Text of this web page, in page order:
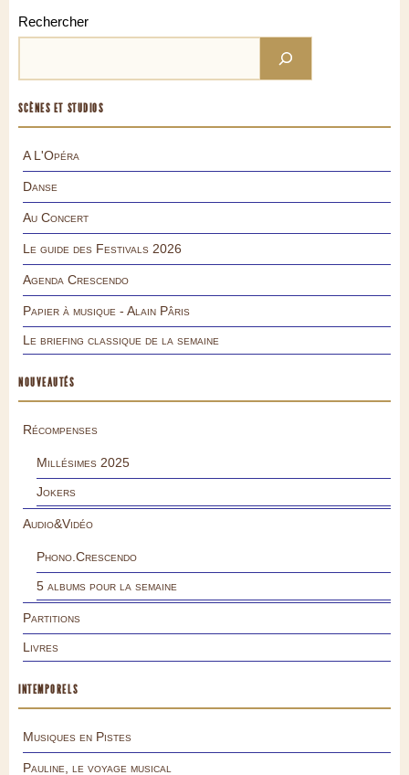
Rechercher
SCÈNES ET STUDIOS
A L'Opéra
Danse
Au Concert
Le guide des Festivals 2026
Agenda Crescendo
Papier à musique - Alain Pâris
Le briefing classique de la semaine
NOUVEAUTÉS
Récompenses
Millésimes 2025
Jokers
Audio&Vidéo
Phono.Crescendo
5 albums pour la semaine
Partitions
Livres
INTEMPORELS
Musiques en Pistes
Pauline, le voyage musical